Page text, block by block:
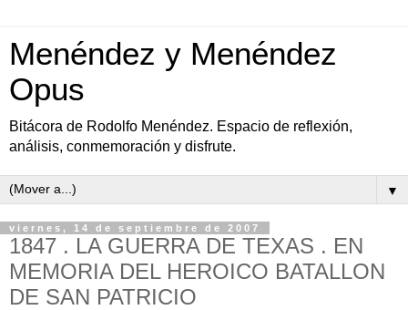
Menéndez y Menéndez
Opus
Bitácora de Rodolfo Menéndez. Espacio de reflexión,
análisis, conmemoración y disfrute.
▼
viernes, 14 de septiembre de 2007
1847 . LA GUERRA DE TEXAS . EN
MEMORIA DEL HEROICO BATALLON
DE SAN PATRICIO